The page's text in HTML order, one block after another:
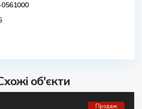
об'єкти
Продаж